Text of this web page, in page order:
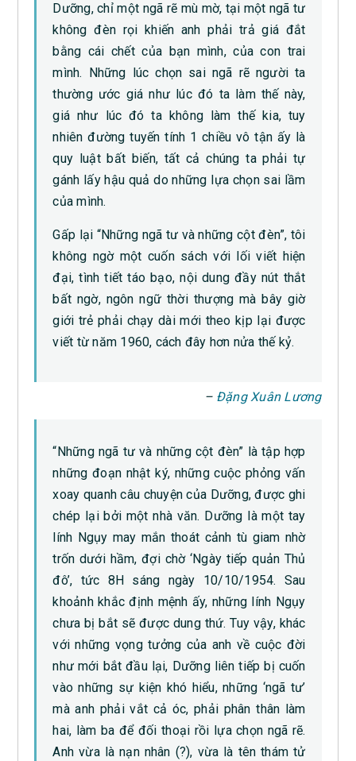
Dưỡng, chỉ một ngã rẽ mù mờ, tại một ngã tư
không đèn rọi khiến anh phải trả giá đắt
bằng cái chết của bạn mình, của con trai
mình. Những lúc chọn sai ngã rẽ người ta
thường ước giá như lúc đó ta làm thế này,
giá như lúc đó ta không làm thế kia, tuy
nhiên đường tuyến tính 1 chiều vô tận ấy là
quy luật bất biến, tất cả chúng ta phải tự
gánh lấy hậu quả do những lựa chọn sai lầm
của mình.
Gấp lại “Những ngã tư và những cột đèn”, tôi
không ngờ một cuốn sách với lối viết hiện
đại, tình tiết táo bạo, nội dung đầy nút thắt
bất ngờ, ngôn ngữ thời thượng mà bây giờ
giới trẻ phải chạy dài mới theo kịp lại được
viết từ năm 1960, cách đây hơn nửa thế kỷ.
– Đặng Xuân Lương
“Những ngã tư và những cột đèn” là tập hợp
những đoạn nhật ký, những cuộc phỏng vấn
xoay quanh câu chuyện của Dưỡng, được ghi
chép lại bởi một nhà văn. Dưỡng là một tay
lính Ngụy may mắn thoát cảnh tù giam nhờ
trốn dưới hầm, đợi chờ ‘Ngày tiếp quản Thủ
đô’, tức 8H sáng ngày 10/10/1954. Sau
khoảnh khắc định mệnh ấy, những lính Ngụy
chưa bị bắt sẽ được dung thứ. Tuy vậy, khác
với những vọng tưởng của anh về cuộc đời
như mới bắt đầu lại, Dưỡng liên tiếp bị cuốn
vào những sự kiện khó hiểu, những ‘ngã tư’
mà anh phải vắt cả óc, phải phân thân làm
hai, làm ba để đối thoại rồi lựa chọn ngã rẽ.
Anh vừa là nạn nhân (?), vừa là tên thám tử